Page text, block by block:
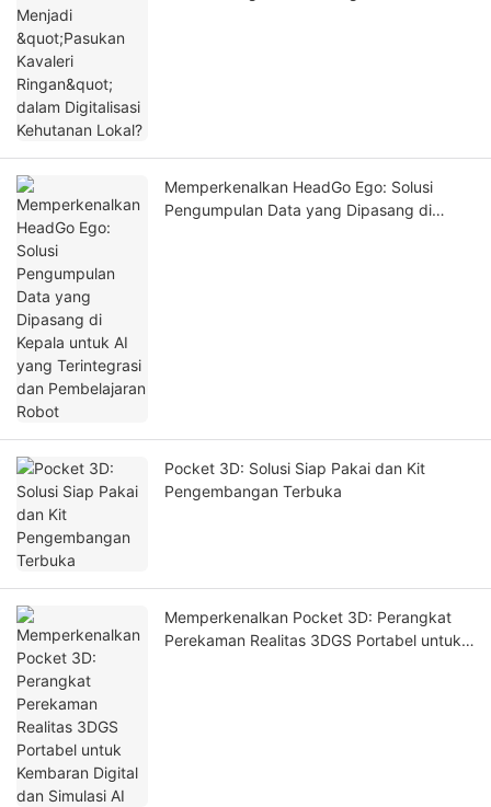
Memperkenalkan HeadGo Ego: Solusi
Pengumpulan Data yang Dipasang di
Pocket 3D: Solusi Siap Pakai dan Kit
Pengembangan Terbuka
Memperkenalkan Pocket 3D: Perangkat
Perekaman Realitas 3DGS Portabel untuk